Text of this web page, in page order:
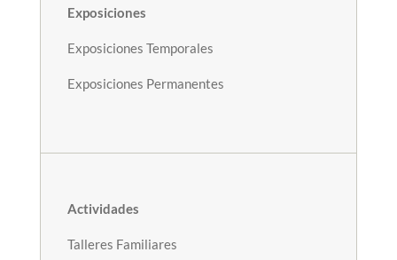
Exposiciones
Exposiciones Temporales
Exposiciones Permanentes
Actividades
Talleres Familiares